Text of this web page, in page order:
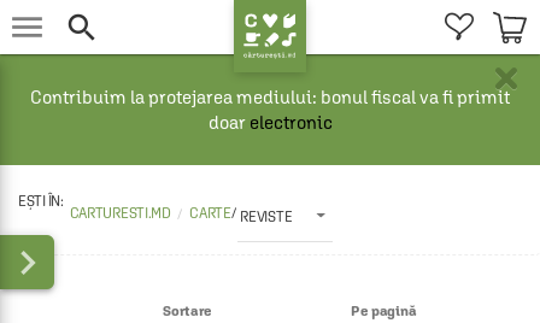
 
×
Contribuim la protejarea mediului: bonul fiscal va fi primit
doar electronic
CARTURESTI.MD CARTE/ REVISTE

Pe pagină
Sortare